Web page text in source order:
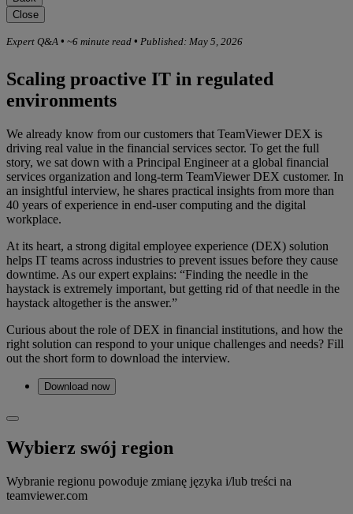
Close
Expert Q&A • ~6 minute read • Published: May 5, 2026
Scaling proactive IT in regulated
environments
We already know from our customers that TeamViewer DEX is
driving real value in the financial services sector. To get the full
story, we sat down with a Principal Engineer at a global financial
services organization and long-term TeamViewer DEX customer. In
an insightful interview, he shares practical insights from more than
40 years of experience in end-user computing and the digital
workplace.
At its heart, a strong digital employee experience (DEX) solution
helps IT teams across industries to prevent issues before they cause
downtime. As our expert explains: “Finding the needle in the
haystack is extremely important, but getting rid of that needle in the
haystack altogether is the answer.”
Curious about the role of DEX in financial institutions, and how the
right solution can respond to your unique challenges and needs? Fill
out the short form to download the interview.
Download now
Wybierz swój region
Wybranie regionu powoduje zmianę języka i/lub treści na
teamviewer.com